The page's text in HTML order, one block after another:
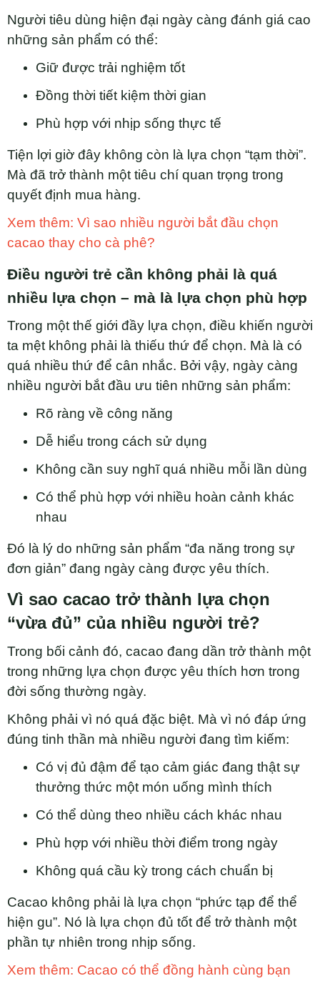
Người tiêu dùng hiện đại ngày càng đánh giá cao
những sản phẩm có thể:
Giữ được trải nghiệm tốt
Đồng thời tiết kiệm thời gian
Phù hợp với nhịp sống thực tế
Tiện lợi giờ đây không còn là lựa chọn “tạm thời”.
Mà đã trở thành một tiêu chí quan trọng trong
quyết định mua hàng.
Xem thêm: Vì sao nhiều người bắt đầu chọn
cacao thay cho cà phê?
Điều người trẻ cần không phải là quá
nhiều lựa chọn – mà là lựa chọn phù hợp
Trong một thế giới đầy lựa chọn, điều khiến người
ta mệt không phải là thiếu thứ để chọn. Mà là có
quá nhiều thứ để cân nhắc. Bởi vậy, ngày càng
nhiều người bắt đầu ưu tiên những sản phẩm:
Rõ ràng về công năng
Dễ hiểu trong cách sử dụng
Không cần suy nghĩ quá nhiều mỗi lần dùng
Có thể phù hợp với nhiều hoàn cảnh khác
nhau
Đó là lý do những sản phẩm “đa năng trong sự
đơn giản” đang ngày càng được yêu thích.
Vì sao cacao trở thành lựa chọn
“vừa đủ” của nhiều người trẻ?
Trong bối cảnh đó, cacao đang dần trở thành một
trong những lựa chọn được yêu thích hơn trong
đời sống thường ngày.
Không phải vì nó quá đặc biệt. Mà vì nó đáp ứng
đúng tinh thần mà nhiều người đang tìm kiếm:
Có vị đủ đậm để tạo cảm giác đang thật sự
thưởng thức một món uống mình thích
Có thể dùng theo nhiều cách khác nhau
Phù hợp với nhiều thời điểm trong ngày
Không quá cầu kỳ trong cách chuẩn bị
Cacao không phải là lựa chọn “phức tạp để thể
hiện gu”. Nó là lựa chọn đủ tốt để trở thành một
phần tự nhiên trong nhịp sống.
Xem thêm: Cacao có thể đồng hành cùng bạn